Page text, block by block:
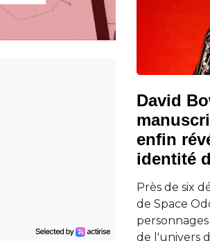
David
enfin
identité
Près de six
de Space
de l'univers